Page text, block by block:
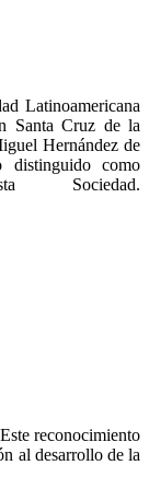
Latinoamericana
Santa Cruz de la
Hernández de
como
Sociedad.
Este reconocimiento
al desarrollo de la